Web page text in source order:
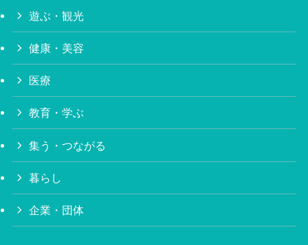
遊ぶ・観光
健康・美容
医療
教育・学ぶ
集う・つながる
暮らし
企業・団体